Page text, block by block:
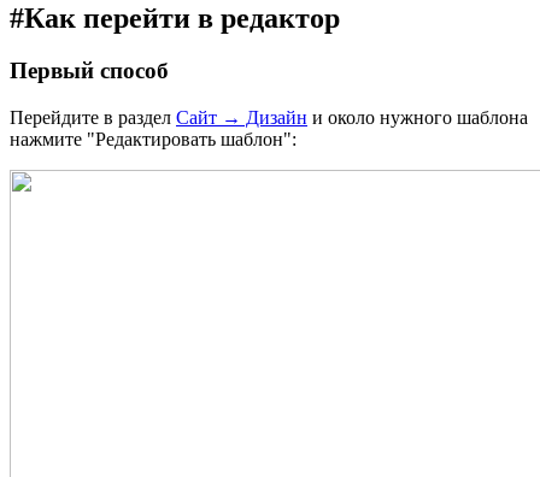
#Как перейти в редактор
Первый способ
Перейдите в раздел Сайт → Дизайн и около нужного шаблона
нажмите "Редактировать шаблон":